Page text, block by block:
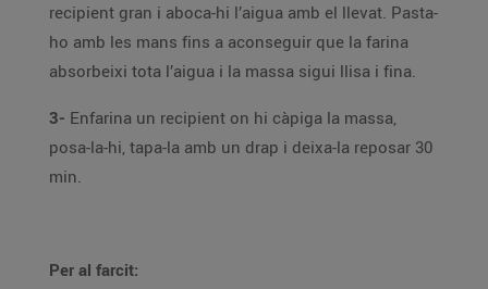
recipient gran i aboca-hi l’aigua amb el llevat. Pasta-
ho amb les mans fins a aconseguir que la farina
absorbeixi tota l’aigua i la massa sigui llisa i fina.
3- Enfarina un recipient on hi càpiga la massa,
posa-la-hi, tapa-la amb un drap i deixa-la reposar 30
min.
Per al farcit: